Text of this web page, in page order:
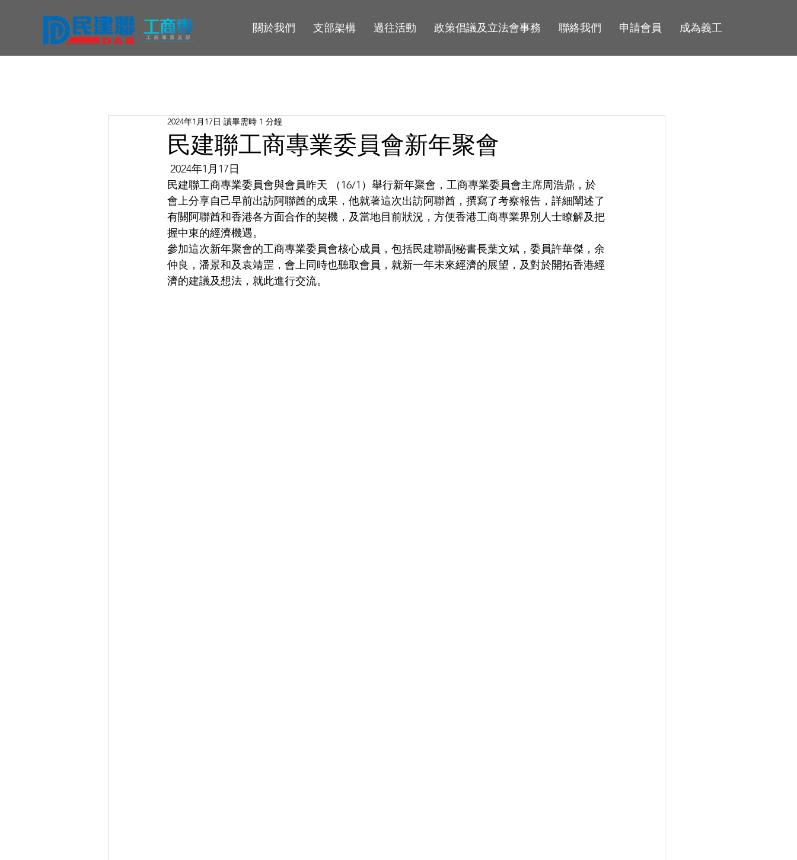
關於我們 支部架構 過往活動 政策倡議及立法會事務 聯絡我們 申請會員 成為義工
民建聯工商專業委員會新年聚會
2024年1月17日 讀畢需時 1 分鐘
2024年1月17日
民建聯工商專業委員會與會員昨天 （16/1）舉行新年聚會，工商專業委員會主席周浩鼎，於
會上分享自己早前出訪阿聯酋的成果，他就著這次出訪阿聯酋，撰寫了考察報告，詳細闡述了
有關阿聯酋和香港各方面合作的契機，及當地目前狀況，方便香港工商專業界別人士瞭解及把
握中東的經濟機遇。
參加這次新年聚會的工商專業委員會核心成員，包括民建聯副秘書長葉文斌，委員許華傑，余
仲良，潘景和及袁靖罡，會上同時也聽取會員，就新一年未來經濟的展望，及對於開拓香港經
濟的建議及想法，就此進行交流。